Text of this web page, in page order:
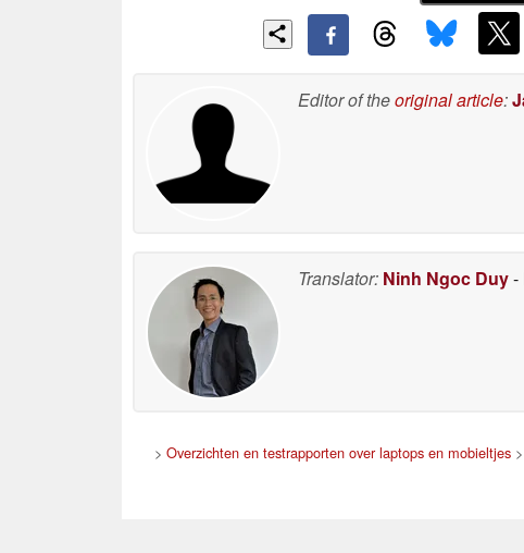
Editor of theoriginal article:
Translator: Ninh Ngoc Duy-
> Overzichten en testrapporten over laptops en mobieltjes >